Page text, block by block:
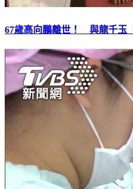
67歲高向鵬離世！ 與龍千玉